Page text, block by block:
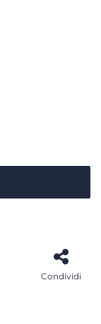
Condividi